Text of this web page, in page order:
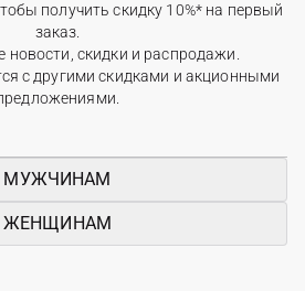
получить скидку 10%* на первый
заказ.
скидки и распродажи.
с другими скидками и акционными
МУЖЧИНАМ
ЖЕНЩИНАМ